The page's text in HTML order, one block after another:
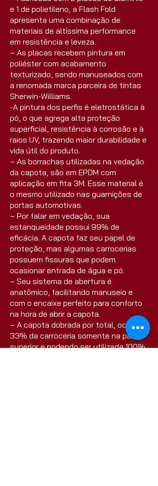
e 1 de polietileno, a Flash Fold
apresenta uma combinação de
materiais de altíssima performance
em resistência e leveza.
– As placas recebem pintura em
poliéster com acabamento
texturizado, sendo manuseados com
a renomada marca parceira de tintas
Sherwin-Williams.
-A pintura dos perfis é eletrostática à
pó, o que agrega alta proteção
superficial, resistência à corrosão e à
raios UV, trazendo maior durabilidade e
vida útil do produto.
– As borrachas utilizadas na vedação
da capota, são em EPDM com
aplicação em fita 3M. Esse material é
o mesmo utilizado nas guarnições de
portas automotivas.
– Por falar em vedação, sua
estanqueidade possui 99% de
eficácia. A capota faz seu papel de
proteção, mas algumas carrocerias
possuem fissuras que podem
ocasionar entrada de água e pó.
– Seu sistema de abertura é
anatômico, facilitando manuseio e
com o encaixe perfeito para conforto
na hora de abrir a capota.
– A capota dobrada por total, ocupa
33% da carroceria somente na parte
superior e podendo ser utilizada 100%